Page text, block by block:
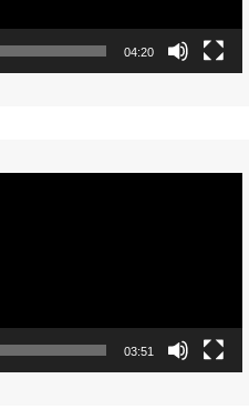
04:20
03:51